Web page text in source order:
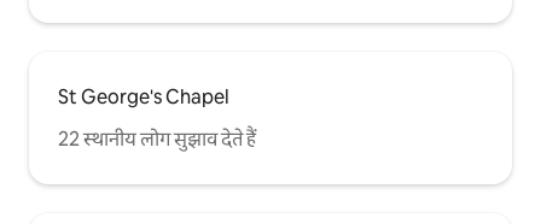
St George's Chapel
22 स्थानीय लोग सुझाव देते हैं